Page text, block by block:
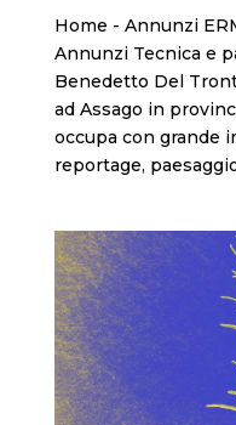
Home - Annunzi
Annunzi Tecnica e
Benedetto Del
ad Assago in
occupa con grande
reportage,